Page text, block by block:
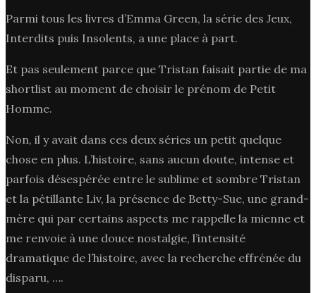
Parmi tous les livres d’Emma Green, la série des Jeux,
Interdits puis Insolents, a une place à part.
Et pas seulement parce que Tristan faisait partie de ma
shortlist au moment de choisir le prénom de Petit
Homme.
Non, il y avait dans ces deux séries un petit quelque
chose en plus. L’histoire, sans aucun doute, intense et
parfois désespérée entre le sublime et sombre Tristan
et la pétillante Liv, la présence de Betty-Sue, une grand-
mère qui par certains aspects me rappelle la mienne et
me renvoie à une douce nostalgie, l’intensité
dramatique de l’histoire, avec la recherche effrénée du
disparu, ….